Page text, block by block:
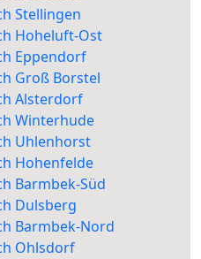
Stellingen
Hoheluft-Ost
Eppendorf
Groß Borstel
Alsterdorf
Winterhude
Uhlenhorst
Hohenfelde
Barmbek-Süd
Dulsberg
Barmbek-Nord
Ohlsdorf